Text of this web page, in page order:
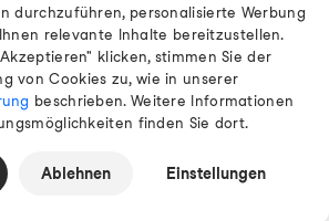
durchzuführen, personalisierte Werbung
relevante Inhalte bereitzustellen.
klicken, stimmen Sie der
von Cookies zu, wie in unserer
beschrieben. Weitere Informationen
finden Sie dort.
Ablehnen Einstellungen